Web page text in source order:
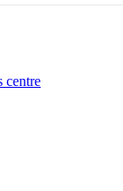
centre